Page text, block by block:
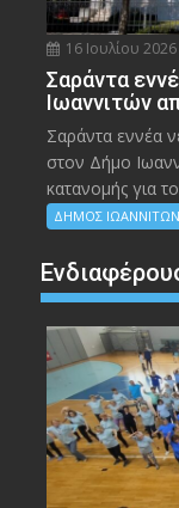
16 Ιουλίου 2026
Σαράντα
Ιωαννιτών
Σαράντα εννέα
στον Δήμο
κατανομής για
ΔΗΜΟΣ ΙΩΑΝΝΙΤΩΝ